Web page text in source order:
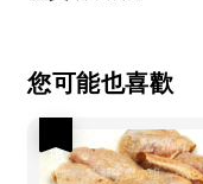
您可能也喜歡